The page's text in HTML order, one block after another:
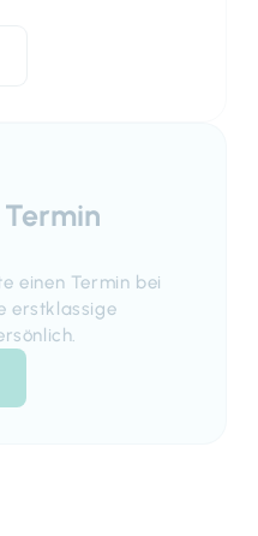
einen Termin bei
erstklassige